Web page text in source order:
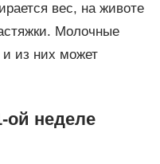
вес, на животе
Молочные
из них может
ой неделе